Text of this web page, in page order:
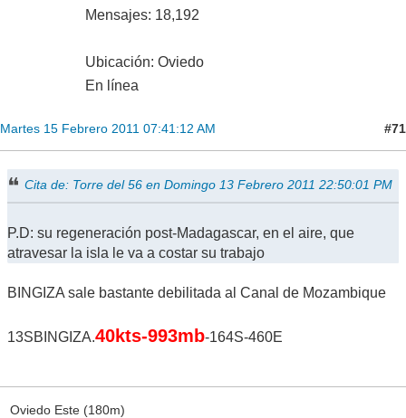
Mensajes: 18,192
Ubicación: Oviedo
En línea
Martes 15 Febrero 2011 07:41:12 AM #71
Cita de: Torre del 56 en Domingo 13 Febrero 2011 22:50:01 PM
P.D: su regeneración post-Madagascar, en el aire, que
atravesar la isla le va a costar su trabajo
BINGIZA sale bastante debilitada al Canal de Mozambique
13SBINGIZA.40kts-993mb-164S-460E
Oviedo Este (180m)